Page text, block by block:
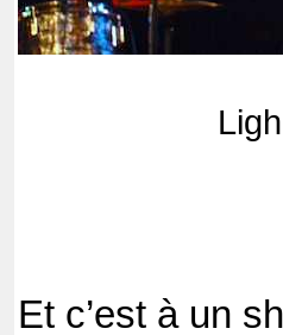
Et c’est à un